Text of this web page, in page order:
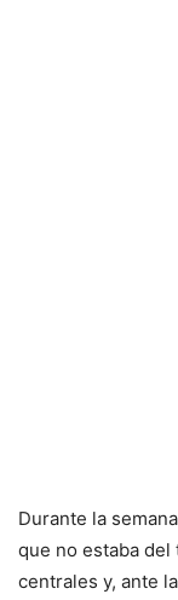
Durante la
que no estaba
centrales y, ante